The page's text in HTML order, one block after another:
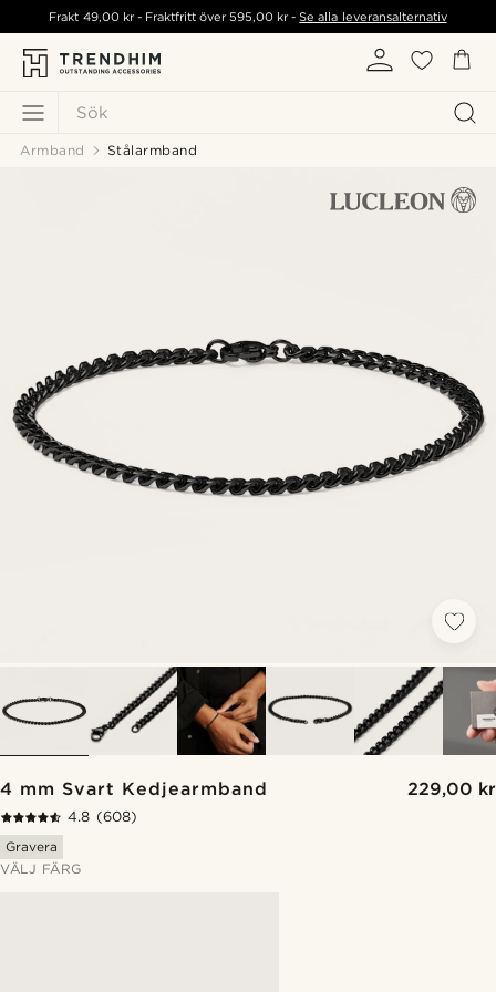
Sök
Frakt 49,00 kr- Fraktfritt över595,00 kr -Se alla leveransalternativ
Armband Stålarmband
4 mm Svart Kedjearmband 229,00 kr
4.8 (608)
Gravera
VÄLJ FÄRG